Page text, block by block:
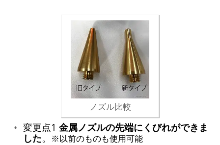
ノズル比較
変更点1 金属ノズルの先端にくびれができま
した。 ※以前のものも使用可能